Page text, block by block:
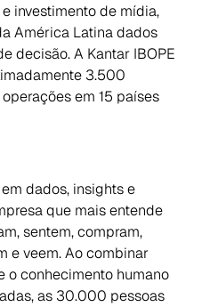
investimento de mídia,
América Latina dados
decisão. A Kantar IBOPE
3.500
em 15 países
dados, insights e
que mais entende
sentem, compram,
e veem. Ao combinar
o conhecimento humano
as 30.000 pessoas